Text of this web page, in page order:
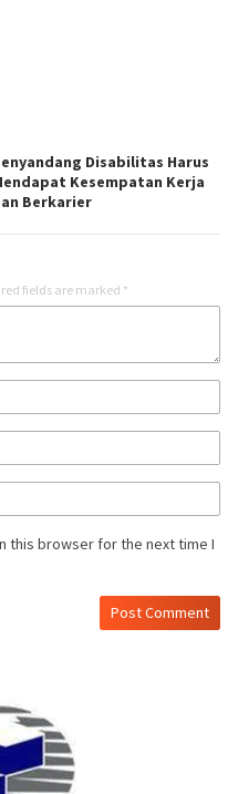
Disabilitas Harus
Kesempatan Kerja
Berkarier
fields are marked *
this browser for the next time I